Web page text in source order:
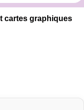
cartes graphiques